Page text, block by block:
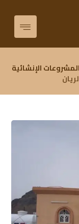
الإنشائية